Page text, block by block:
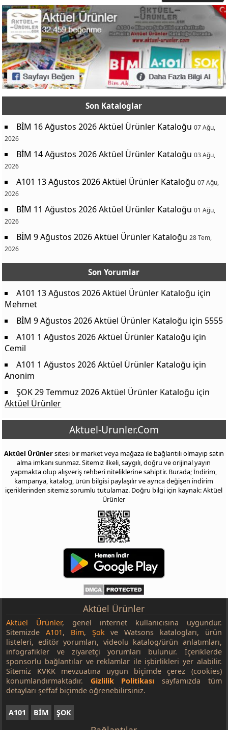
Son Kataloglar
BİM 16 Ağustos 2026 Aktüel Ürünler Kataloğu 07 Ağu,
2026
BİM 14 Ağustos 2026 Aktüel Ürünler Kataloğu 03 Ağu,
2026
A101 13 Ağustos 2026 Aktüel Ürünler Kataloğu 07 Ağu,
2026
BİM 11 Ağustos 2026 Aktüel Ürünler Kataloğu 01 Ağu,
2026
BİM 9 Ağustos 2026 Aktüel Ürünler Kataloğu 28 Tem,
2026
Son Yorumlar
A101 13 Ağustos 2026 Aktüel Ürünler Kataloğu için
Mehmet
BİM 9 Ağustos 2026 Aktüel Ürünler Kataloğu için 5555
A101 1 Ağustos 2026 Aktüel Ürünler Kataloğu için
Cemil
A101 1 Ağustos 2026 Aktüel Ürünler Kataloğu için
Anonim
ŞOK 29 Temmuz 2026 Aktüel Ürünler Kataloğu için
Aktüel Ürünler
Aktuel-Urunler.Com
Aktüel Ürünlersitesi bir market veya mağaza ile bağlantılı olmayıp satın
alma imkanı sunmaz. Sitemiz ilkeli, saygılı, doğru ve orijinal yayın
yapmakta olup alışveriş rehberi niteliklerine sahiptir. Burada; İndirim,
kampanya, katalog, ürün bilgisi paylaşılır ve ayrıca değişen indirim
içeriklerinden sitemiz sorumlu tutulamaz. Doğru bilgi için kaynak: Aktüel
Ürünler
Aktüel Ürünler
Aktüel Ürünler, genel internet kullanıcısına uygundur.
SitemizdeA101, Bim, Şokve Watsons katalogları, ürün
listeleri, editör yorumları, videolu katalog/ürün anlatımları,
infografikler ve ziyaretçi yorumları bulunur. İçeriklerde
sponsorlu bağlantılar ve reklamlar ile işbirlikleri yer alabilir.
Sitemiz KVKK mevzuatına uygun biçimde çerez (cookies)
konumlandırmaktadır. Gizlilik Politikası sayfamızda tüm
detayları şeffaf biçimde öğrenebilirsiniz.
A101 BİM ŞOK